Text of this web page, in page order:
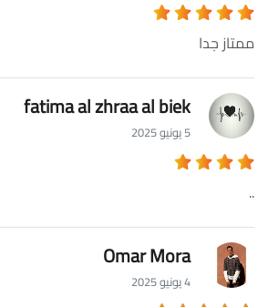
ممتاز جدا
fatima al zhraa al biek
5 يونيو 2025
..
Omar Mora
4 يونيو 2025